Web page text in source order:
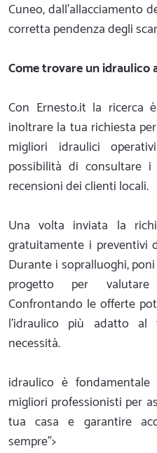
Cuneo, dall'allacciamento
corretta pendenza degli
Come trovare un idraulico
Con Ernesto.it la ricerca
inoltrare la tua richiesta
migliori idraulici
possibilità di consultare
recensioni dei clienti locali.
Una volta inviata la
gratuitamente i preventivi
Durante i sopralluoghi,
progetto per
Confrontando le offerte
l'idraulico più adatto
necessità.
idraulico è
migliori professionisti per
tua casa e garantire
sempre">